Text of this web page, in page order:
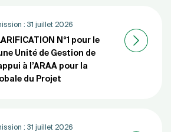
: 31 juillet 2026
N°1 pour le
Unité de Gestion de
à l’ARAA pour la
du Projet
: 31 juillet 2026